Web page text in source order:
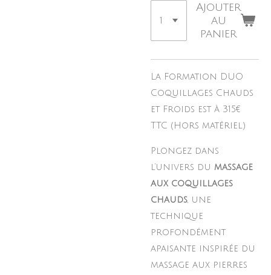
Ajouter
au
panier
La Formation DUO
Coquillages Chauds
et Froids est à 315€
TTC (Hors matériel)
Plongez dans
l’univers du massage
aux coquillages
chauds , une
technique
profondément
apaisante inspirée du
massage aux pierres